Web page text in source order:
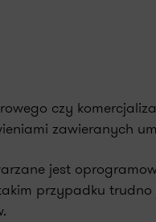
czy
zawieranych
jest
przypadku